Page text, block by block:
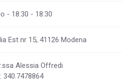
- 18:30 - 18:30
Est nr 15, 41126 Modena
Alessia Offredi
340.7478864